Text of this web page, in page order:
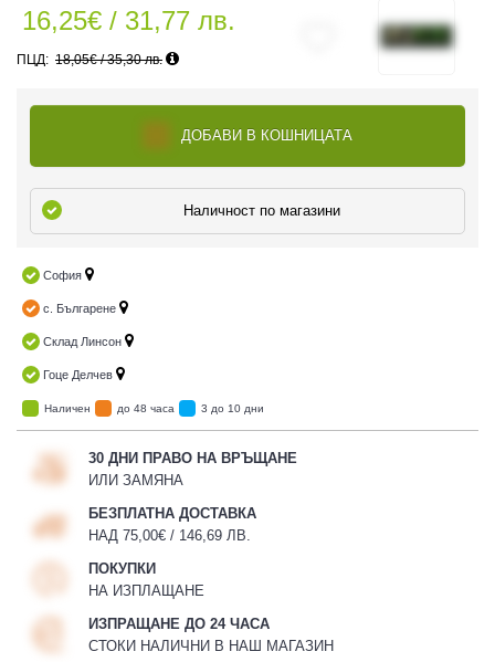
ЕКИПИРОВКА
16,25€ / 31,77 лв.
18,05€ / 35,30 лв.
ДОБАВИ В КОШНИЦАТА
Наличност по магазини
София
с. Българене
Склад Линсон
Гоце Делчев
Наличен до 48 часа 3 до 10 дни
30 ДНИ ПРАВО НА ВРЪЩАНЕ
ИЛИ ЗАМЯНА
БЕЗПЛАТНА ДОСТАВКА
НАД 75,00€ / 146,69 ЛВ.
ПОКУПКИ
НА ИЗПЛАЩАНЕ
ИЗПРАЩАНЕ ДО 24 ЧАСА
СТОКИ НАЛИЧНИ В НАШ МАГАЗИН